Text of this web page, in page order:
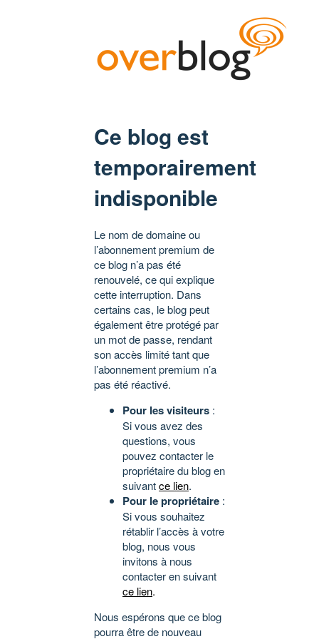
Ce blog est
temporairement
indisponible
Le nom de domaine ou
l’abonnement premium de
ce blog n’a pas été
renouvelé, ce qui explique
cette interruption. Dans
certains cas, le blog peut
également être protégé par
un mot de passe, rendant
son accès limité tant que
l’abonnement premium n’a
pas été réactivé.
Pour les visiteurs :
Si vous avez des
questions, vous
pouvez contacter le
propriétaire du blog en
suivantce lien.
Pour le propriétaire :
Si vous souhaitez
rétablir l’accès à votre
blog, nous vous
invitons à nous
contacter en suivant
ce lien.
Nous espérons que ce blog
pourra être de nouveau